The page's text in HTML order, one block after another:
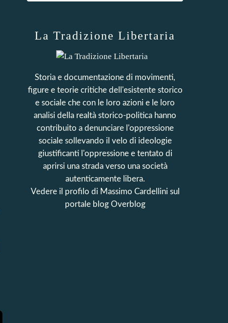
La Tradizione Libertaria
Storia e documentazione di movimenti,
figure e teorie critiche dell'esistente storico
e sociale che con le loro azioni e le loro
analisi della realtà storico-politica hanno
contribuito a denunciare l'oppressione
sociale sollevando il velo di ideologie
giustificanti l'oppressione e tentato di
aprirsi una strada verso una società
autenticamente libera.
Vedere il profilo di Massimo Cardellini sul
portale blog Overblog